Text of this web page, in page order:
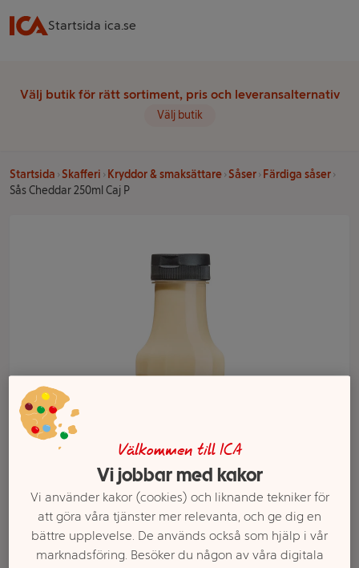
Startsida ica.se
Välj butik för rätt sortiment, pris och leveransalternativ
Välj butik
Startsida Skafferi Kryddor & smaksättare Såser
Färdiga såser
Sås Cheddar 250ml Caj P
Välkommen till ICA
Vi jobbar med kakor
Vi använder kakor (cookies) och liknande tekniker för
att göra våra tjänster mer relevanta, och ge dig en
bättre upplevelse. De används också som hjälp i vår
marknadsföring. Besöker du någon av våra digitala